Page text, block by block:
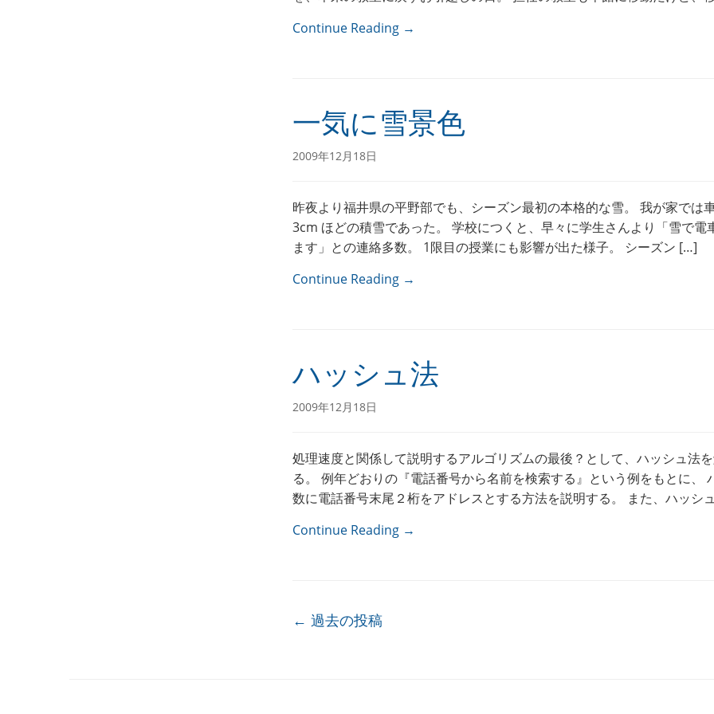
Continue Reading →
一気に雪景色
2009年12月18日
昨夜より福井県の平野部でも、シーズン最初の本格的な雪。 我が家では車
3cm ほどの積雪であった。 学校につくと、早々に学生さんより「雪で電
ます」との連絡多数。 1限目の授業にも影響が出た様子。 シーズン […]
Continue Reading →
ハッシュ法
2009年12月18日
処理速度と関係して説明するアルゴリズムの最後？として、ハッシュ法
る。 例年どおりの『電話番号から名前を検索する』という例をもとに、
数に電話番号末尾２桁をアドレスとする方法を説明する。 また、ハッシ
Continue Reading →
投稿ナビゲーション
← 過去の投稿